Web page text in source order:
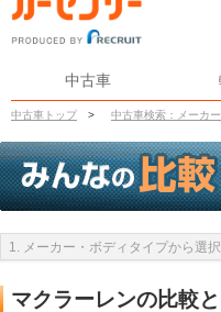
中古車
中古車トップ > 中古車検索：メーカ
1. メーカー・ボディタイプから選択
マクラーレンの比較